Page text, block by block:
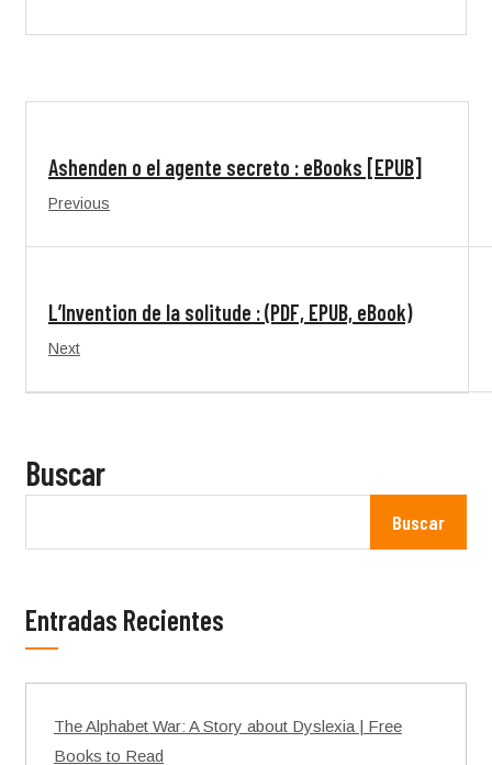
Ashenden o el agente secreto : eBooks [EPUB]
Previous
L’Invention de la solitude : (PDF, EPUB, eBook)
Next
Buscar
Buscar
Entradas Recientes
The Alphabet War: A Story about Dyslexia | Free
Books to Read